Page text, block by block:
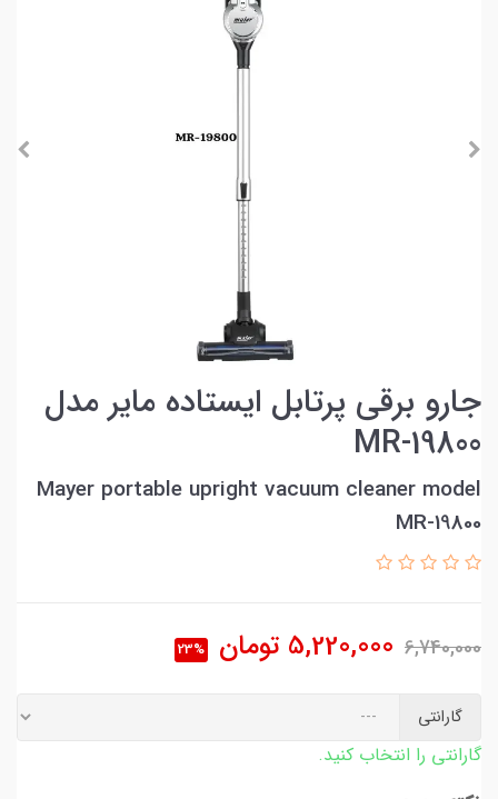
جارو برقی پرتابل ایستاده ماير مدل
MR-19800
Mayer portable upright vacuum cleaner model
MR-19800
6,740,000
5,220,000 تومان 23%
گارانتی
گارانتی را انتخاب کنید.